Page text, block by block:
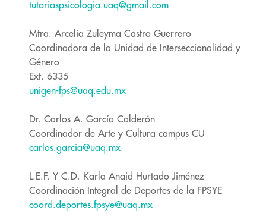
tutoriaspsicologia.uaq@gmail.com
Mtra. Arcelia Zuleyma Castro Guerrero
Coordinadora de la Unidad de Interseccionalidad y
Género
Ext. 6335
unigen-fps@uaq.edu.mx
Dr. Carlos A. García Calderón
Coordinador de Arte y Cultura campus CU
carlos.garcia@uaq.mx
L.E.F. Y C.D. Karla Anaid Hurtado Jiménez
Coordinación Integral de Deportes de la FPSYE
coord.deportes.fpsye@uaq.mx